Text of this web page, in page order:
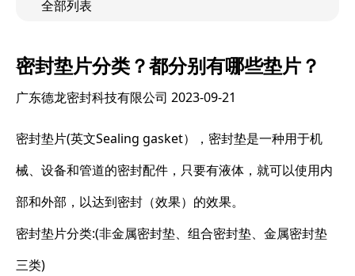
全部列表
密封垫片分类？都分别有哪些垫片？
广东德龙密封科技有限公司 2023-09-21
密封垫片(英文Sealing gasket），密封垫是一种用于机
械、设备和管道的密封配件，只要有液体，就可以使用内
部和外部，以达到密封（效果）的效果。
密封垫片分类:(非金属密封垫、组合密封垫、金属密封垫
三类)